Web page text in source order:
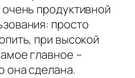
продуктивной
просто
при высокой
главное –
она сделана.